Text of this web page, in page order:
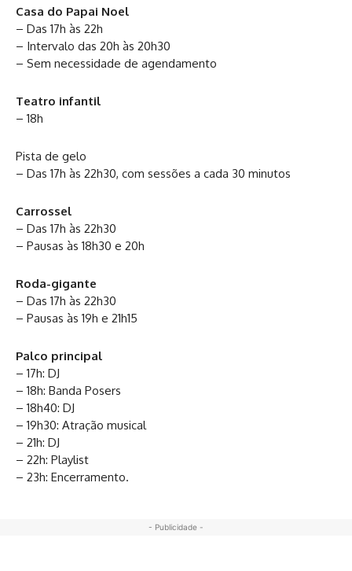
Casa do Papai Noel
– Das 17h às 22h
– Intervalo das 20h às 20h30
– Sem necessidade de agendamento
Teatro infantil
– 18h
Pista de gelo
– Das 17h às 22h30, com sessões a cada 30 minutos
Carrossel
– Das 17h às 22h30
– Pausas às 18h30 e 20h
Roda-gigante
– Das 17h às 22h30
– Pausas às 19h e 21h15
Palco principal
– 17h: DJ
– 18h: Banda Posers
– 18h40: DJ
– 19h30: Atração musical
– 21h: DJ
– 22h: Playlist
– 23h: Encerramento.
- Publicidade -